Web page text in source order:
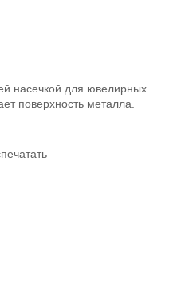
насечкой для ювелирных
поверхность металла.